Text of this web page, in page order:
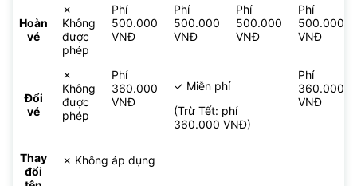
Hoàn
vé
✗
Không
được
phép
Phí
500.000
VNĐ
Phí
500.000
VNĐ
Phí
500.000
VNĐ
Phí
500.000
VNĐ
Đổi
vé
✗
Không
được
phép
Phí
360.000
VNĐ
✓ Miễn phí
(Trừ Tết: phí
360.000 VNĐ)
Phí
360.000
VNĐ
Thay
đổi
✗ Không áp dụng